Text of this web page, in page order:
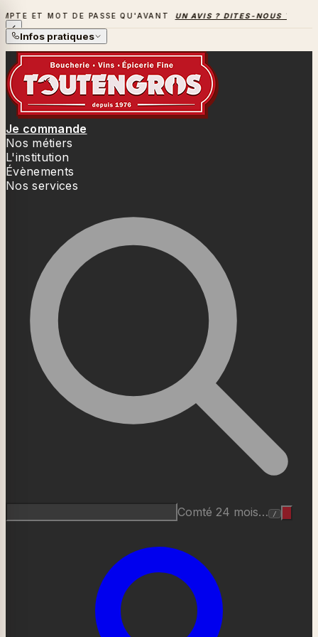
DE PASSE QU'AVANT UN AVIS ? DITES-NOUS TOUT →
LA SAISON DES BARBECUES BAT SON PLEIN
Infos pratiques
Je commande
Nos métiers
L'institution
Évènements
Nos services
Roquefort AOP… /